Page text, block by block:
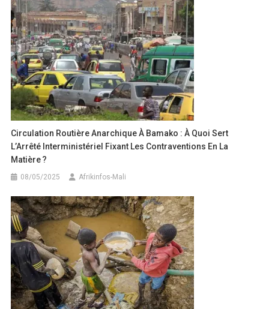
Circulation Routière Anarchique À Bamako : À Quoi Sert
L’Arrêté Interministériel Fixant Les Contraventions En La
Matière ?
08/05/2025 Afrikinfos-Mali